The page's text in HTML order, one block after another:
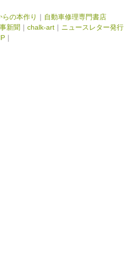
らの本作り
自動車修理専門書店
新聞 chalk-art
ニュースレター発行